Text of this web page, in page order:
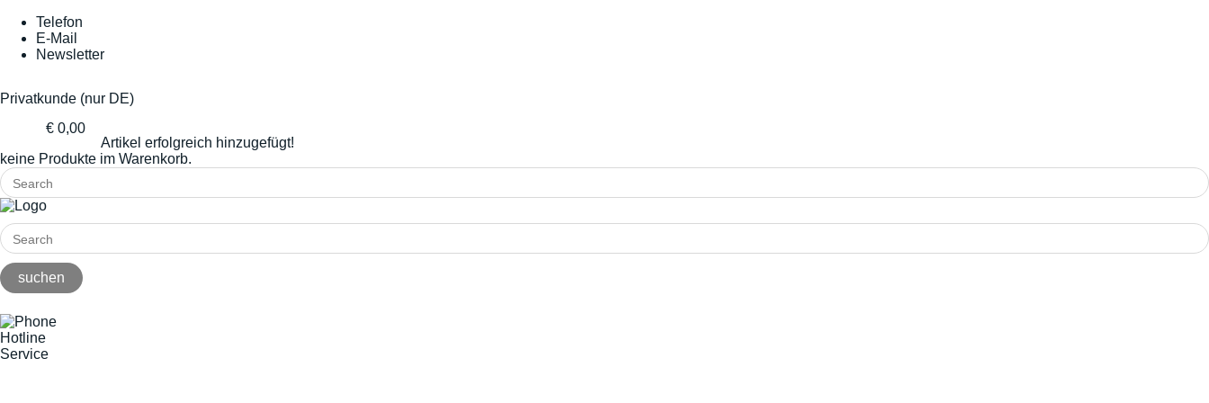
Telefon
E-Mail
Newsletter
Privatkunde (nur DE)
€ 0,00
Artikel erfolgreich hinzugefügt!
keine Produkte im Warenkorb.
Hotline
Service